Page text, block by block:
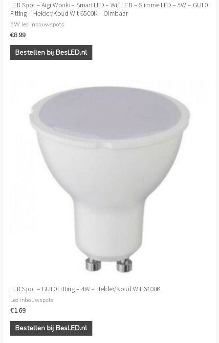
LED Spot – Aigi Wonki – Smart LED – Wifi LED – Slimme LED – 5W – GU10
Fitting – Helder/Koud Wit 6500K – Dimbaar
5W led inbouwspots
€8.99
Bestellen bij BesLED.nl
LED Spot – GU10 Fitting – 4W – Helder/Koud Wit 6400K
Led inbouwspots
€1.69
Bestellen bij BesLED.nl